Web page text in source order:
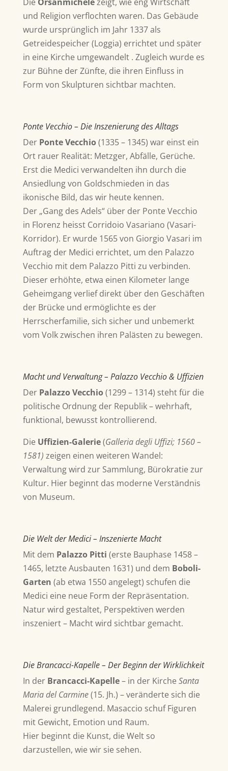
und Religion verflochten waren. Das Gebäude
wurde ursprünglich im Jahr 1337 als
Getreidespeicher (Loggia) errichtet und später
in eine Kirche umgewandelt . Zugleich wurde es
zur Bühne der Zünfte, die ihren Einfluss in
Form von Skulpturen sichtbar machten.
Ponte Vecchio – Die Inszenierung des Alltags
Der Ponte Vecchio(1335 – 1345) war einst ein
Ort rauer Realität: Metzger, Abfälle, Gerüche.
Erst die Medici verwandelten ihn durch die
Ansiedlung von Goldschmieden in das
ikonische Bild, das wir heute kennen.
Der „Gang des Adels“ über der Ponte Vecchio
in Florenz heisst Corridoio Vasariano (Vasari-
Korridor). Er wurde 1565 von Giorgio Vasari im
Auftrag der Medici errichtet, um den Palazzo
Vecchio mit dem Palazzo Pitti zu verbinden.
Dieser erhöhte, etwa einen Kilometer lange
Geheimgang verlief direkt über den Geschäften
der Brücke und ermöglichte es der
Herrscherfamilie, sich sicher und unbemerkt
vom Volk zwischen ihren Palästen zu bewegen.
Macht und Verwaltung – Palazzo Vecchio & Uffizien
Der Palazzo Vecchio(1299 – 1314) steht für die
politische Ordnung der Republik – wehrhaft,
funktional, bewusst kontrollierend.
Die Uffizien-Galerie(Galleria degli Uffizi; 1560 –
1581) zeigen einen weiteren Wandel:
Verwaltung wird zur Sammlung, Bürokratie zur
Kultur. Hier beginnt das moderne Verständnis
von Museum.
Die Welt der Medici – Inszenierte Macht
Mit dem Palazzo Pitti (erste Bauphase 1458 –
1465, letzte Ausbauten 1631) und dem Boboli-
Garten (ab etwa 1550 angelegt) schufen die
Medici eine neue Form der Repräsentation.
Natur wird gestaltet, Perspektiven werden
inszeniert – Macht wird sichtbar gemacht.
Die Brancacci-Kapelle – Der Beginn der Wirklichkeit
In der Brancacci-Kapelle– in der KircheSanta
Maria del Carmine(15. Jh.) –veränderte sich die
Malerei grundlegend. Masaccio schuf Figuren
mit Gewicht, Emotion und Raum.
Hier beginnt die Kunst, die Welt so
darzustellen, wie wir sie sehen.